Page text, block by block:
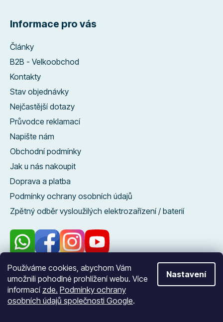
Používáme cookies, abychom Vám
umožnili pohodlné prohlížení webu. Více
informací zde. Podmínky ochrany
osobních údajů společnosti Google.
Nastavení
Informace pro vás
Články
B2B - Velkoobchod
Kontakty
Stav objednávky
Nejčastější dotazy
Průvodce reklamací
Napište nám
Obchodní podmínky
Jak u nás nakoupit
Doprava a platba
Podmínky ochrany osobních údajů
Zpětný odběr vysloužilých elektrozařízení / baterií
96 %
zákazníků nás
doporučuje